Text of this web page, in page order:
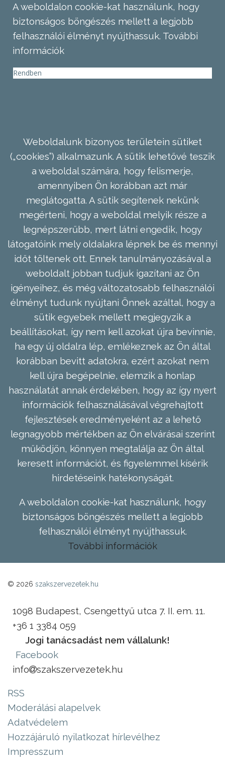
A weboldalon cookie-kat használunk, hogy
biztonságos böngészés mellett a legjobb
felhasználói élményt nyújthassuk. További
információk
Rendben
Weboldalunk bizonyos területein sütiket
(„cookies”) alkalmazunk. A sütik lehetővé teszik
a weboldal számára, hogy felismerje,
amennyiben Ön korábban azt már
meglátogatta. A sütik segítenek nekünk
megérteni, hogy a weboldal melyik része a
legnépszerűbb, mert látni engedik, hogy
látogatóink mely oldalakra lépnek be és mennyi
időt töltenek ott. Ennek tanulmányozásával a
weboldalt jobban tudjuk igazítani az Ön
igényeihez, és még változatosabb felhasználói
élményt tudunk nyújtani Önnek azáltal, hogy a
sütik egyebek mellett megjegyzik a
beállításokat, így nem kell azokat újra bevinnie,
ha egy új oldalra lép, emlékeznek az Ön által
korábban bevitt adatokra, ezért azokat nem
kell újra begépelnie, elemzik a honlap
használatát annak érdekében, hogy az így nyert
információk felhasználásával végrehajtott
fejlesztések eredményeként az a lehető
legnagyobb mértékben az Ön elvárásai szerint
működjön, könnyen megtalálja az Ön által
keresett információt, és figyelemmel kísérik
hirdetéseink hatékonyságát.
A weboldalon cookie-kat használunk, hogy
biztonságos böngészés mellett a legjobb
felhasználói élményt nyújthassuk.
További információk
© 2026 szakszervezetek.hu
1098 Budapest, Csengettyű utca 7. II. em. 11.
+36 1 3384 059
Jogi tanácsadást nem vállalunk!
Facebook
info
szakszervezetek.hu
RSS
Moderálási alapelvek
Adatvédelem
Hozzájáruló nyilatkozat hírlevélhez
Impresszum